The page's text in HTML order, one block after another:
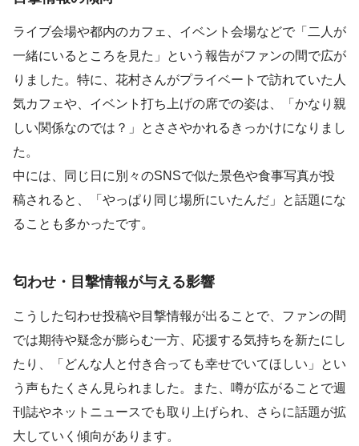
ライブ会場や都内のカフェ、イベント会場などで「二人が
一緒にいるところを見た」という報告がファンの間で広が
りました。特に、花村さんがプライベートで訪れていた人
気カフェや、イベント打ち上げの席での姿は、「かなり親
しい関係なのでは？」とささやかれるきっかけになりまし
た。
中には、同じ日に別々のSNSで似た景色や食事写真が投
稿されると、「やっぱり同じ場所にいたんだ」と話題にな
ることも多かったです。
匂わせ・目撃情報が与える影響
こうした匂わせ投稿や目撃情報が出ることで、ファンの間
では期待や疑念が膨らむ一方、応援する気持ちを新たにし
たり、「どんな人と付き合っても幸せでいてほしい」とい
う声もたくさん見られました。また、噂が広がることで週
刊誌やネットニュースでも取り上げられ、さらに話題が拡
大していく傾向があります。